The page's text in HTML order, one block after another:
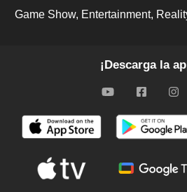
Game Show Entertainment
¡Descarga la